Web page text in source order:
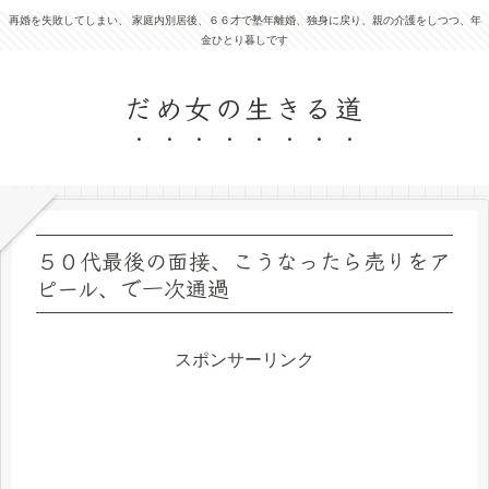
再婚を失敗してしまい、 家庭内別居後、６６才で塾年離婚、独身に戻り、親の介護をしつつ、年
金ひとり暮しです
だめ女の生きる道
５０代最後の面接、こうなったら売りをア
ピール、で一次通過
スポンサーリンク